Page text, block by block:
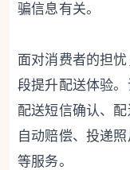
骗信息有关。
面对消费者的担
段提升配送体验
配送短信确认、
自动赔偿、投递
等服务。